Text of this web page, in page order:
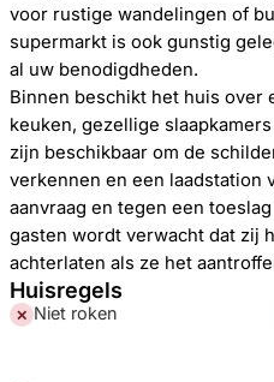
voor rustige wandelingen of
supermarkt is ook gunstig
al uw benodigdheden.
Binnen beschikt het huis over
keuken, gezellige
zijn beschikbaar om de
verkennen en een laadstation
aanvraag en tegen een
gasten wordt verwacht dat zij
achterlaten als ze het
Huisregels
✕ Niet roken